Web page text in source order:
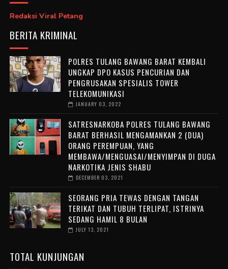
Redaksi Viral Petang
BERITA KRIMINAL
POLRES TULANG BAWANG BARAT KEMBALI
UNGKAP DPO KASUS PENCURIAN DAN
PENGRUSAKAN SPESIALIS TOWER
TELEKOMUNIKASI
JANUARY 03, 2022
SATRESNARKOBA POLRES TULANG BAWANG
BARAT BERHASIL MENGAMANKAN 2 (DUA)
ORANG PEREMPUAN, YANG
MEMBAWA/MENGUASAI/MENYIMPAN DI DUGA
NARKOTIKA JENIS SHABU
DECEMBER 03, 2021
SEORANG PRIA TEWAS DENGAN TANGAN
TERIKAT DAN TUBUH TERLIPAT, ISTRINYA
SEDANG HAMIL 8 BULAN
JULY 13, 2021
TOTAL KUNJUNGAN